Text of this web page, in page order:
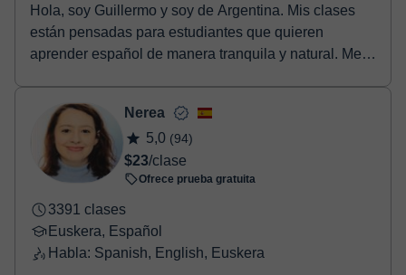
Hola, soy Guillermo y soy de Argentina. Mis clases
están pensadas para estudiantes que quieren
aprender español de manera tranquila y natural. Me
Nerea
5,0 (94)
$23/clase
Ofrece prueba gratuita
3391 clases
Euskera, Español
Habla: Spanish, English, Euskera